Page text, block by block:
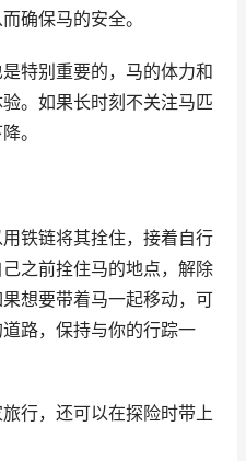
确保马的安全。
特别重要的，马的体力和
。如果长时刻不关注马匹
。
铁链将其拴住，接着自行
之前拴住马的地点，解除
想要带着马一起移动，可
路，保持与你的行踪一
行，还可以在探险时带上